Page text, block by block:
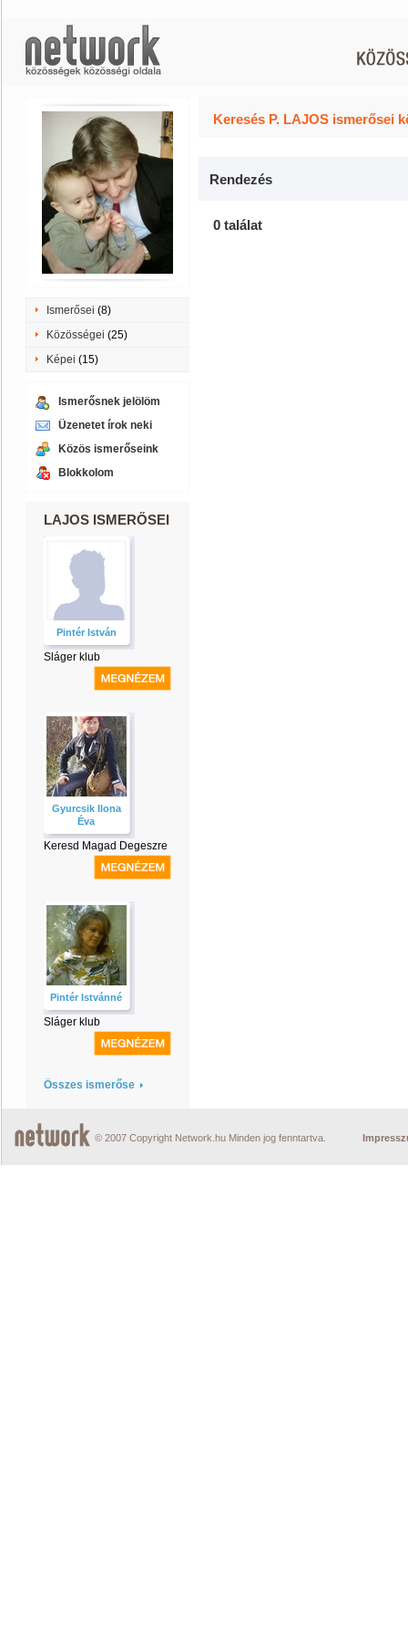
Ismerősei (8)
Közösségei (25)
Képei (15)
Ismerősnek jelölöm
Üzenetet írok neki
Közös ismerőseink
Blokkolom
LAJOS ISMERŐSEI
Pintér István
Sláger klub
Gyurcsik Ilona
Éva
Keresd Magad Degeszre
Pintér Istvánné
Sláger klub
Összes ismerőse
Keresés P. LAJOS ismerősei
Rendezés
0 találat
© 2007 Copyright Network.hu Minden jog fenntartva.